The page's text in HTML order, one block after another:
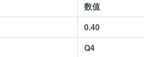
数值
0.40
Q4